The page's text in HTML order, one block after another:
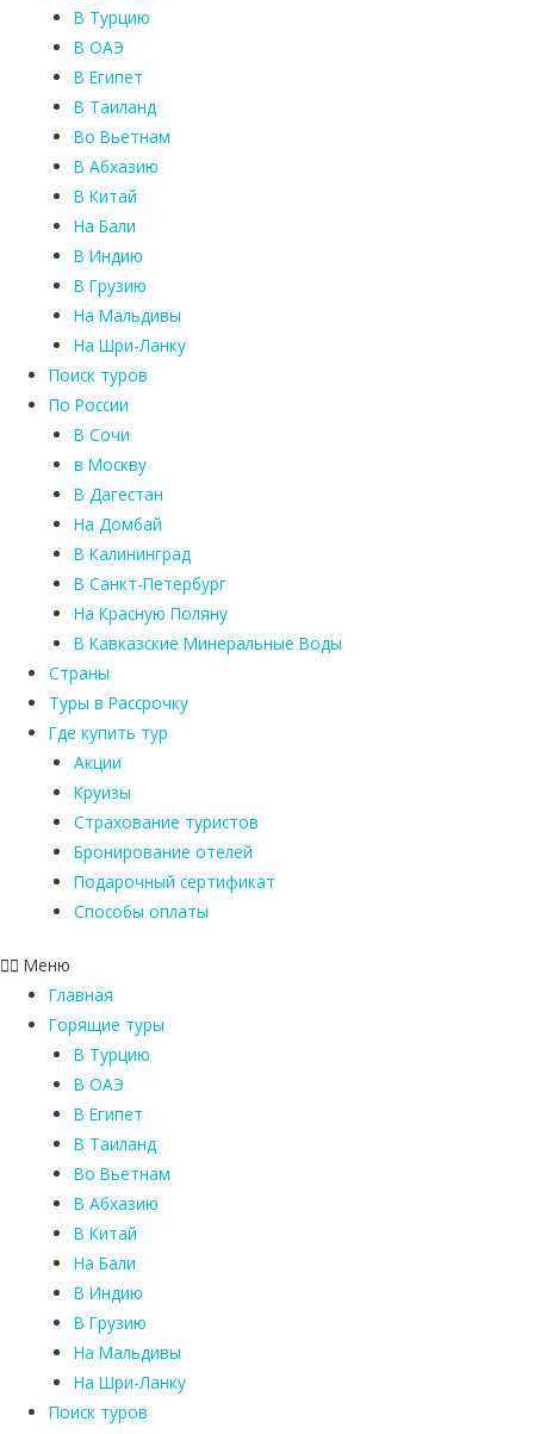
В Турцию
В ОАЭ
В Египет
В Таиланд
Во Вьетнам
В Абхазию
В Китай
На Бали
В Индию
В Грузию
На Мальдивы
На Шри-Ланку
Поиск туров
По России
В Сочи
в Москву
В Дагестан
На Домбай
В Калининград
В Санкт-Петербург
На Красную Поляну
В Кавказские Минеральные Воды
Страны
Туры в Рассрочку
Где купить тур
Акции
Круизы
Страхование туристов
Бронирование отелей
Подарочный сертификат
Способы оплаты
Меню
Главная
Горящие туры
В Турцию
В ОАЭ
В Египет
В Таиланд
Во Вьетнам
В Абхазию
В Китай
На Бали
В Индию
В Грузию
На Мальдивы
На Шри-Ланку
Поиск туров